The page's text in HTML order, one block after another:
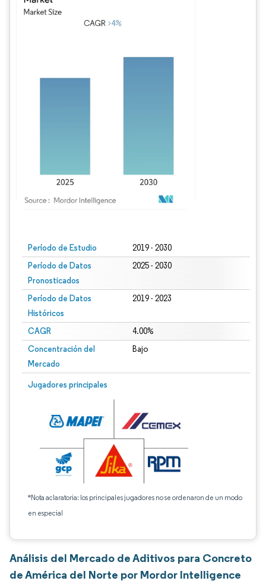
Período de Estudio 2019 - 2030
Período de Datos
Pronosticados
2025 - 2030
Período de Datos
Históricos
2019 - 2023
CAGR 4.00%
Concentración del
Mercado
Bajo
Jugadores principales
*Nota aclaratoria: los principales jugadores no se ordenaron de un modo
en especial
Análisis del Mercado de Aditivos para Concreto
de América del Norte por Mordor Intelligence